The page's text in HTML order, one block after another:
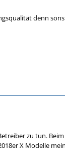
denn
zu tun.
X Modelle